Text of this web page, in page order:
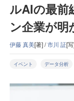
ルAIの最
ン企業が明
伊藤 真美[著] /市川 証[
イベント データ分析